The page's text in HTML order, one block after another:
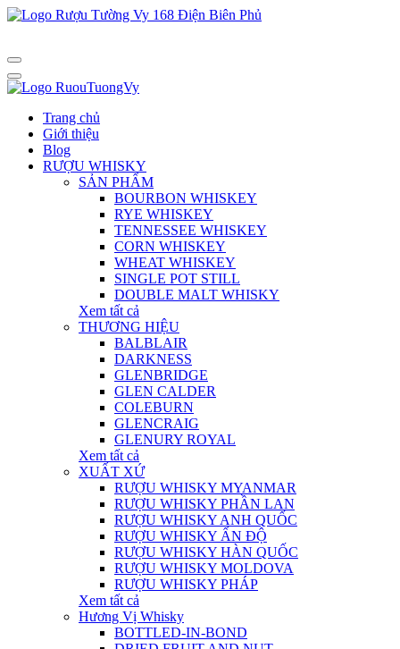
Trang chủ
Giới thiệu
Blog
RƯỢU WHISKY
SẢN PHẨM
BOURBON WHISKEY
RYE WHISKEY
TENNESSEE WHISKEY
CORN WHISKEY
WHEAT WHISKEY
SINGLE POT STILL
DOUBLE MALT WHISKY
Xem tất cả
THƯƠNG HIỆU
BALBLAIR
DARKNESS
GLENBRIDGE
GLEN CALDER
COLEBURN
GLENCRAIG
GLENURY ROYAL
Xem tất cả
XUẤT XỨ
RƯỢU WHISKY MYANMAR
RƯỢU WHISKY PHẦN LAN
RƯỢU WHISKY ANH QUỐC
RƯỢU WHISKY ẤN ĐỘ
RƯỢU WHISKY HÀN QUỐC
RƯỢU WHISKY MOLDOVA
RƯỢU WHISKY PHÁP
Xem tất cả
Hương Vị Whisky
BOTTLED-IN-BOND